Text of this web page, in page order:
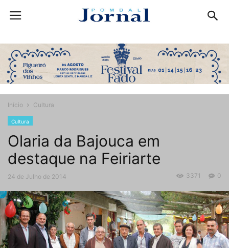
Início Cultura
Cultura
Olaria da Bajouca em
destaque na Feiriarte
24 de Julho de 2014 0
3371